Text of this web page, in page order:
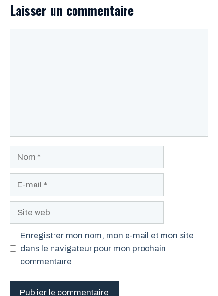
Laisser un commentaire
Site
Enregistrer mon nom, mon e-mail et mon site
dans le navigateur pour mon prochain
commentaire.